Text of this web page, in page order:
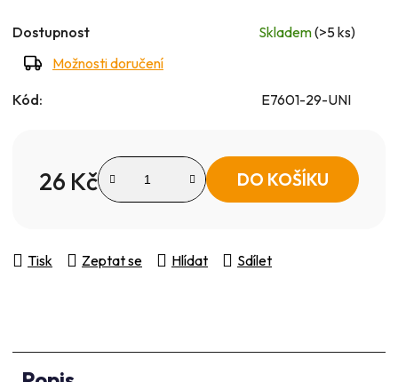
Dostupnost Skladem(>5 ks)
Možnosti doručení
Kód: E7601-29-UNI
26 Kč
Měrná cena:
DO KOŠÍKU
Tisk Zeptat se Hlídat Sdílet